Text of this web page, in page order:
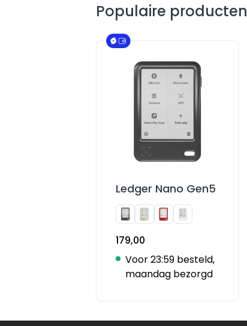
Populaire producten
Ledger Nano Gen5
179,00
Voor 23:59 besteld,
maandag bezorgd